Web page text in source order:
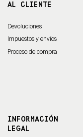
AL CLIENTE
Devoluciones
Impuestos y envíos
Proceso de compra
INFORMACIÓN
LEGAL